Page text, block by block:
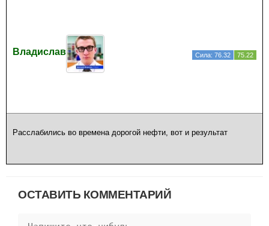
Владислав Сила: 76.32 75.22
Расслабились во времена дорогой нефти, вот и результат
ОСТАВИТЬ КОММЕНТАРИЙ